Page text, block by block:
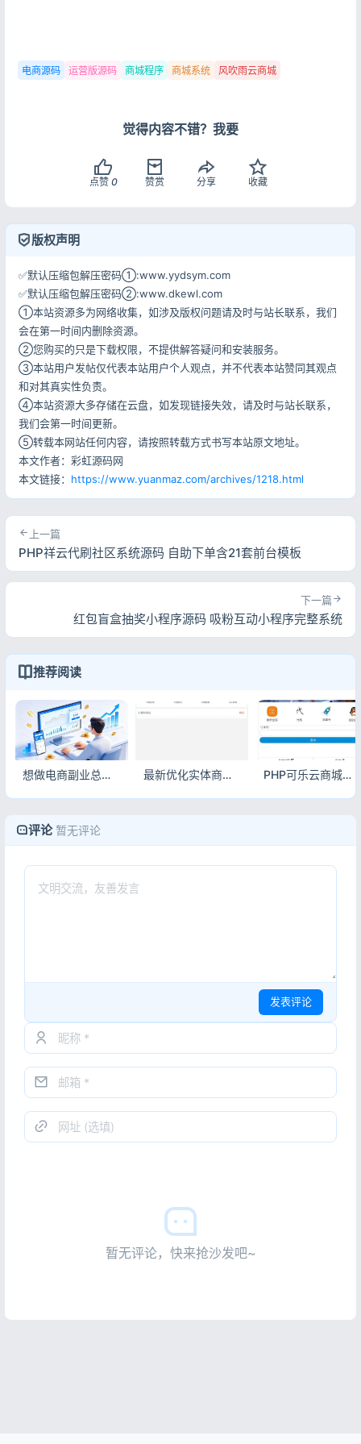
电商源码 运营版源码 商城程序 商城系统 风吹雨云商城
觉得内容不错？我要
点赞 0 赞赏 分享 收藏
版权声明
✅默认压缩包解压密码①:www.yydsym.com
✅默认压缩包解压密码②:www.dkewl.com
①本站资源多为网络收集，如涉及版权问题请及时与站长联系，我们
会在第一时间内删除资源。
②您购买的只是下载权限，不提供解答疑问和安装服务。
③本站用户发帖仅代表本站用户个人观点，并不代表本站赞同其观点
和对其真实性负责。
④本站资源大多存储在云盘，如发现链接失效，请及时与站长联系，
我们会第一时间更新。
⑤转载本网站任何内容，请按照转载方式书写本站原文地址。
本文作者：彩虹源码网
本文链接： https://www.yuanmaz.com/archives/1218.html
上一篇
PHP祥云代刷社区系统源码 自助下单含21套前台模板
下一篇
红包盲盒抽奖小程序源码 吸粉互动小程序完整系统
推荐阅读
想做电商副业总踩坑？这套电子商务源码合集，个人站长也能稳赚！ 最新优化实体商品销售源码 商用电商系统整站源码 PHP可乐云商城源码 手机微商城系统完整源码
评论 暂无评论
发表评论
暂无评论，快来抢沙发吧~